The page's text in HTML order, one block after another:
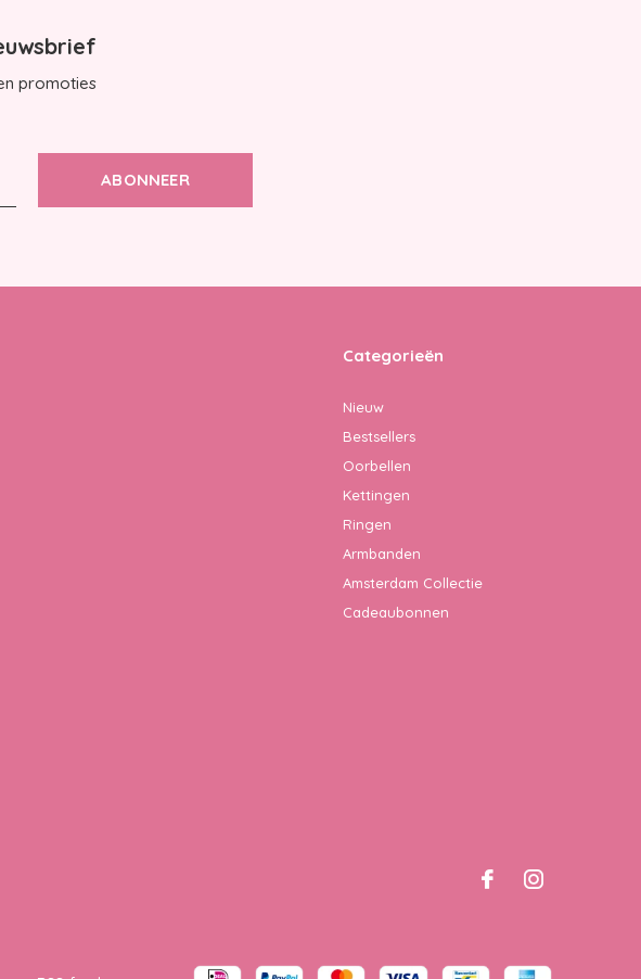
promoties
ABONNEER
Categorieën
Nieuw
Bestsellers
Oorbellen
Kettingen
Ringen
Armbanden
Amsterdam Collectie
Cadeaubonnen